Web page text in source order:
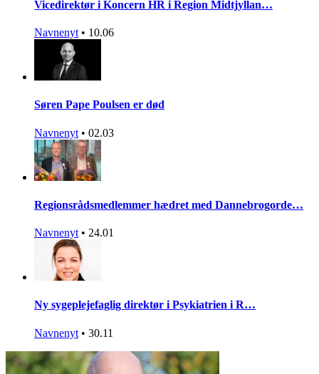
Vicedirektør i Koncern HR i Region Midtjyllan…
Navnenyt • 10.06
Søren Pape Poulsen er død
Navnenyt • 02.03
Regionsrådsmedlemmer hædret med Dannebrogorde…
Navnenyt • 24.01
Ny sygeplejefaglig direktør i Psykiatrien i R…
Navnenyt • 30.11